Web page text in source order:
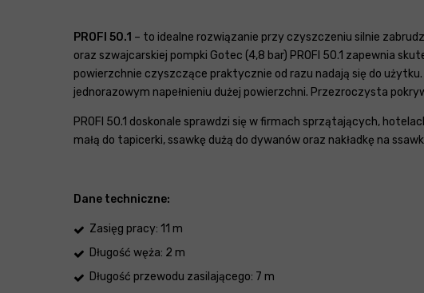
PROFI 50.1 – to idealne rozwiązanie przy czyszczeniu silnie
oraz szwajcarskiej pompki Gotec (4,8 bar) PROFI 50.1 zapewnia
powierzchnie czyszczące praktycznie od razu nadają się do
jednorazowym napełnieniu dużej powierzchni. Przezroczysta
PROFI 50.1 doskonale sprawdzi się w firmach sprzątających,
małą do tapicerki, ssawkę dużą do dywanów oraz nakładkę na
Dane techniczne:
Zasięg pracy: 11 m
Długość węża: 2 m
Długość przewodu zasilającego: 7 m